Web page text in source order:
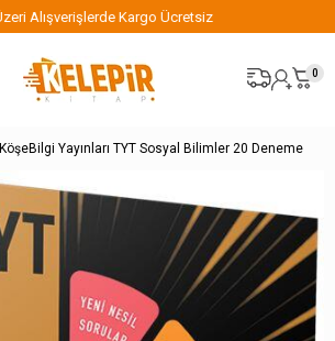
899 TL Üzeri Alışverişlerde Kargo
0
KöşeBilgi Yayınları TYT Sosyal Bilimler 20 Deneme